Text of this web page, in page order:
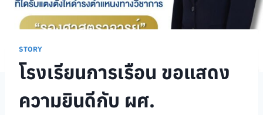
STORY
โรงเรียนการเรือน ขอแสดง
ความยินดีกับ ผศ.